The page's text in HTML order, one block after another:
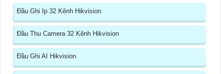
Đầu Ghi Ip 32 Kênh Hikvision
Đầu Thu Camera 32 Kênh Hikvision
Đầu Ghi AI Hikvision